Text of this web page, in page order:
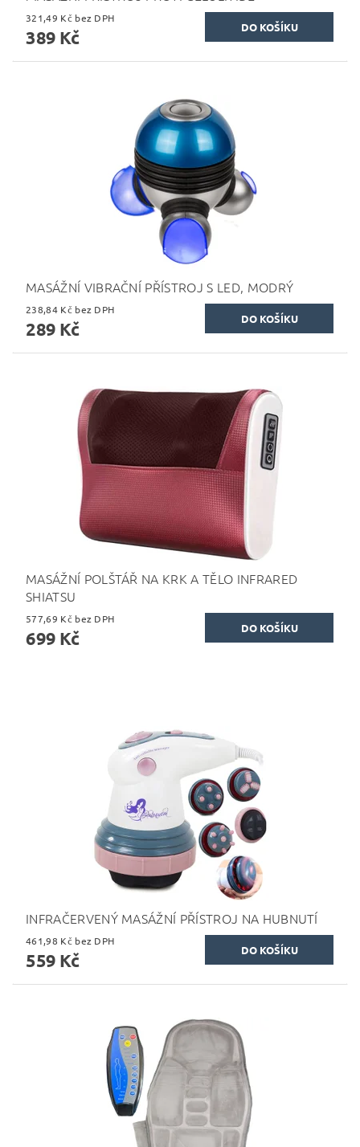
321,49 Kč bez DPH
389 Kč
MASÁŽNÍ VIBRAČNÍ PŘÍSTROJ S LED, MODRÝ
238,84 Kč bez DPH
289 Kč
MASÁŽNÍ POLŠTÁŘ NA KRK A TĚLO INFRARED
SHIATSU
577,69 Kč bez DPH
699 Kč
INFRAČERVENÝ MASÁŽNÍ PŘÍSTROJ NA HUBNUTÍ
461,98 Kč bez DPH
559 Kč